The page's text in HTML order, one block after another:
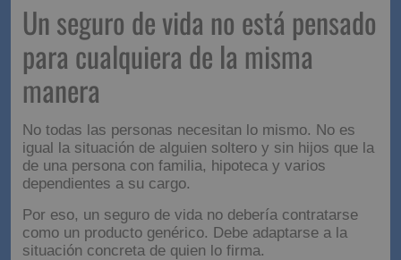
Un seguro de vida no está pensado
para cualquiera de la misma
manera
No todas las personas necesitan lo mismo. No es
igual la situación de alguien soltero y sin hijos que la
de una persona con familia, hipoteca y varios
dependientes a su cargo.
Por eso, un seguro de vida no debería contratarse
como un producto genérico. Debe adaptarse a la
situación concreta de quien lo firma.